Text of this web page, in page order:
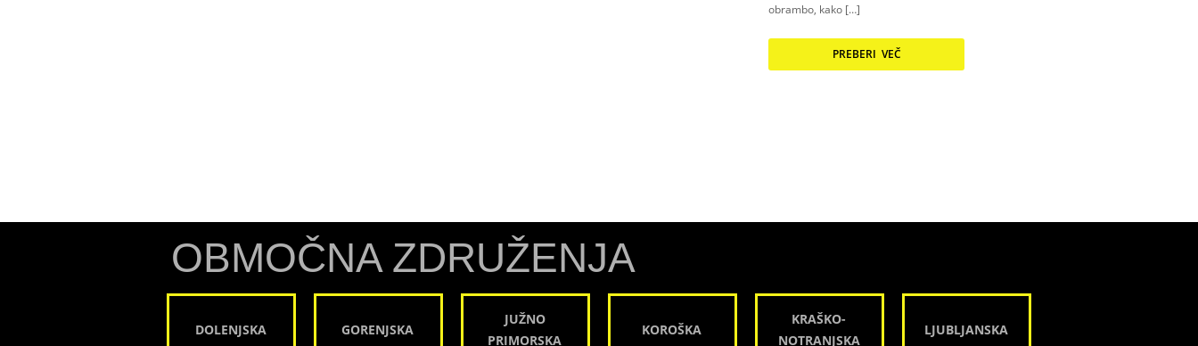
obrambo, kako […]
PREBERI VEČ
OBMOČNA ZDRUŽENJA
DOLENJSKA
GORENJSKA
JUŽNO
PRIMORSKA
KOROŠKA
KRAŠKO-
NOTRANJSKA
LJUBLJANSKA